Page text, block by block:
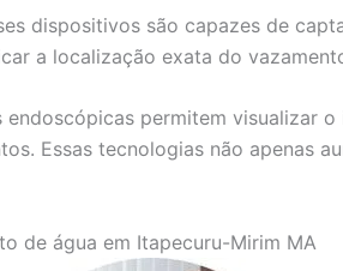
dispositivos são capazes de
a localização exata do
permitem visualizar
Essas tecnologias não apenas
de água em Itapecuru-Mirim MA